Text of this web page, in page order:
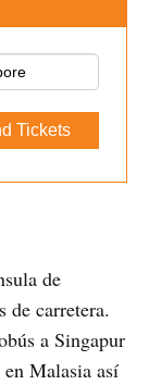
Tickets
de
de carretera.
a Singapur
Malasia así